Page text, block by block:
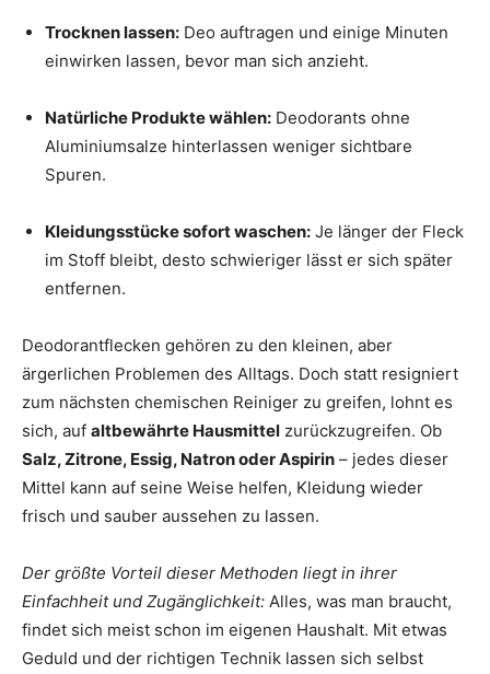
Trocknen lassen: Deo auftragen und einige Minuten
einwirken lassen, bevor man sich anzieht.
Natürliche Produkte wählen: Deodorants ohne
Aluminiumsalze hinterlassen weniger sichtbare
Spuren.
Kleidungsstücke sofort waschen: Je länger der Fleck
im Stoff bleibt, desto schwieriger lässt er sich später
entfernen.
Deodorantflecken gehören zu den kleinen, aber
ärgerlichen Problemen des Alltags. Doch statt resigniert
zum nächsten chemischen Reiniger zu greifen, lohnt es
sich, auf altbewährte Hausmittel zurückzugreifen. Ob
Salz, Zitrone, Essig, Natron oder Aspirin – jedes dieser
Mittel kann auf seine Weise helfen, Kleidung wieder
frisch und sauber aussehen zu lassen.
Der größte Vorteil dieser Methoden liegt in ihrer
Einfachheit und Zugänglichkeit: Alles, was man braucht,
findet sich meist schon im eigenen Haushalt. Mit etwas
Geduld und der richtigen Technik lassen sich selbst